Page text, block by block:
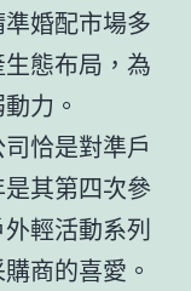
婚配市場多
態布局，為
力。
恰是對準戶
其第四次參
輕活動系列
商的喜愛。